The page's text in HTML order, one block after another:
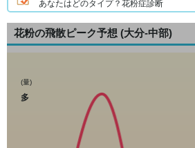
あなたはどのタイプ？花粉症診断
花粉の飛散ピーク予想 (大分-中部)
(量)
多